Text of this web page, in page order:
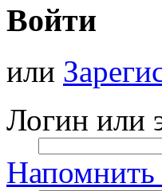
Войти
или
Логин или
Напомнить